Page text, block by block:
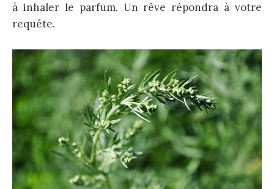
à inhaler le parfum. Un rêve répondra à votre
requête.